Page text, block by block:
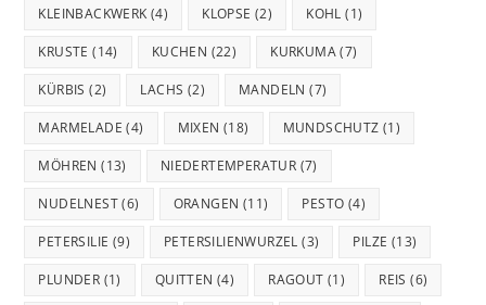
KLEINBACKWERK (4) KLOPSE (2) KOHL (1)
KRUSTE (14) KUCHEN (22) KURKUMA(7)
KÜRBIS (2) LACHS (2) MANDELN (7)
MARMELADE (4) MIXEN (18) MUNDSCHUTZ (1)
MÖHREN (13) NIEDERTEMPERATUR (7)
NUDELNEST(6) ORANGEN (11) PESTO (4)
PETERSILIE (9) PETERSILIENWURZEL (3) PILZE (13)
PLUNDER (1) QUITTEN (4) RAGOUT (1) REIS (6)